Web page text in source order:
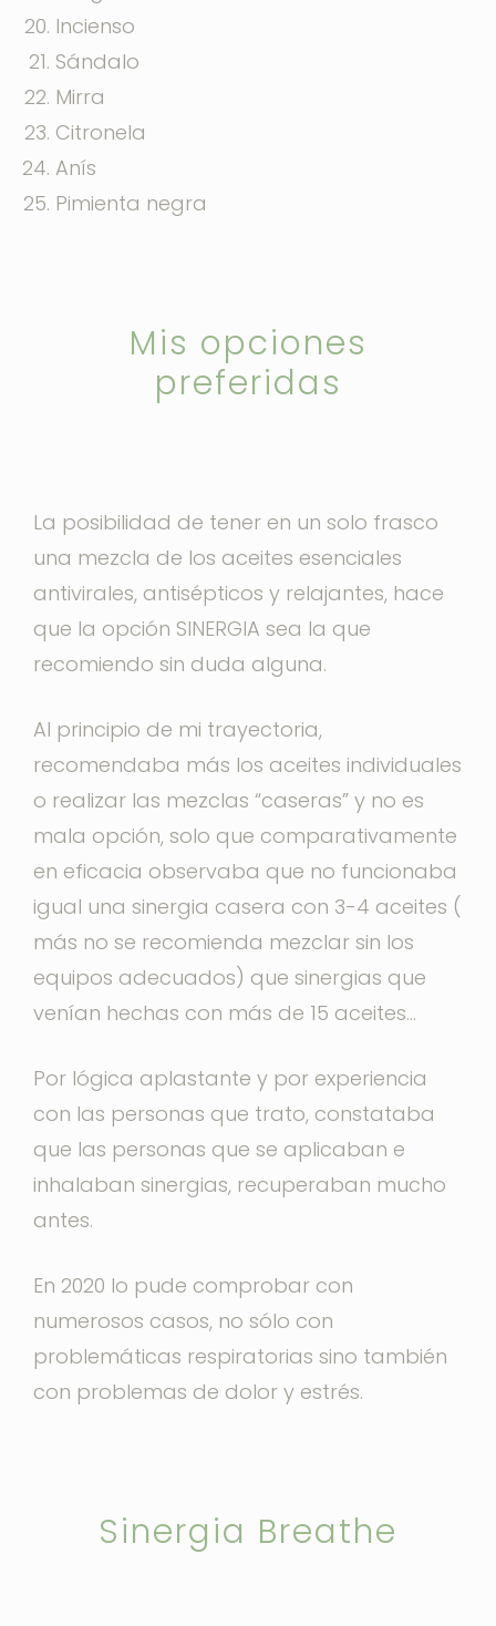
Incienso
Sándalo
Mirra
Citronela
Anís
Pimienta negra
Mis opciones
preferidas
La posibilidad de tener en un solo frasco
una mezcla de los aceites esenciales
antivirales, antisépticos y relajantes, hace
que la opción SINERGIA sea la que
recomiendo sin duda alguna.
Al principio de mi trayectoria,
recomendaba más los aceites individuales
o realizar las mezclas “caseras” y no es
mala opción, solo que comparativamente
en eficacia observaba que no funcionaba
igual una sinergia casera con 3-4 aceites (
más no se recomienda mezclar sin los
equipos adecuados) que sinergias que
venían hechas con más de 15 aceites…
Por lógica aplastante y por experiencia
con las personas que trato, constataba
que las personas que se aplicaban e
inhalaban sinergias, recuperaban mucho
antes.
En 2020 lo pude comprobar con
numerosos casos, no sólo con
problemáticas respiratorias sino también
con problemas de dolor y estrés.
Sinergia Breathe